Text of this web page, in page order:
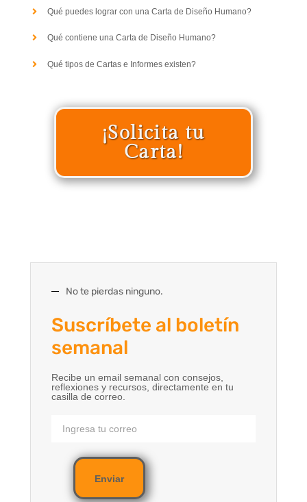
Qué puedes lograr con una Carta de Diseño Humano?
Qué contiene una Carta de Diseño Humano?
Qué tipos de Cartas e Informes existen?
¡Solicita tu
Carta!
No te pierdas ninguno.
Suscríbete al boletín
semanal
Recibe un email semanal con consejos,
reflexiones y recursos, directamente en tu
casilla de correo.
Enviar